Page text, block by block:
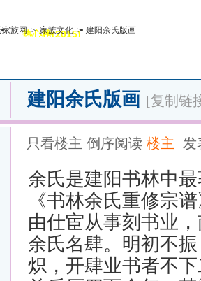
热心榜(2015) 风采堂
家族网 > 家族文化 > 建阳余氏版画
建阳余氏版画 [复制链
只看楼主 倒序阅读 楼主 发
余氏是建阳书林中
《书林余氏重修宗
由仕宦从事刻书业
余氏名肆。明初不
炽，开肆业书者不